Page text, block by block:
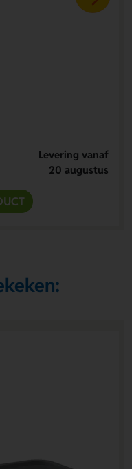
Levering vanaf
20 augustus